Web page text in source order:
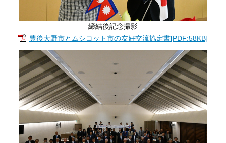
締結後記念撮影
豊後大野市とムシコット市の友好交流協定書[PDF:58KB]